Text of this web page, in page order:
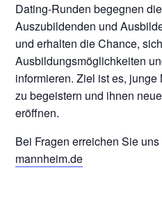
Dating-Runden begegnen
Auszubildenden und
und erhalten die Chance,
Ausbildungsmöglichkeiten
informieren. Ziel ist es,
zu begeistern und ihnen
eröffnen.
Bei Fragen erreichen Sie uns
mannheim.de